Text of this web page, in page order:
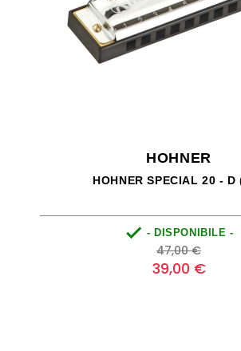
HOHNER
HOHNER SPECIAL 20 - D
 - DISPONIBILE -
Prezzo
base
47,00 €Prezzo
39,00 €